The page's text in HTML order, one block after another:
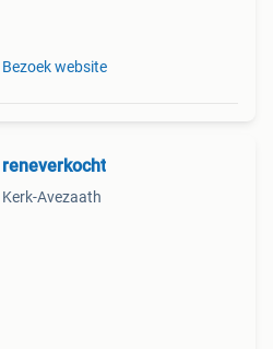
Bezoek website
reneverkocht
Kerk-Avezaath